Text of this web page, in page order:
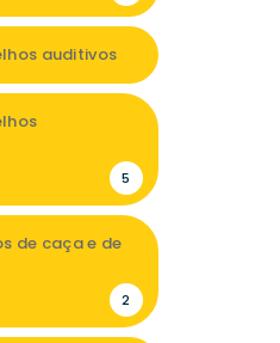
auditivos
5
de caça e de
2